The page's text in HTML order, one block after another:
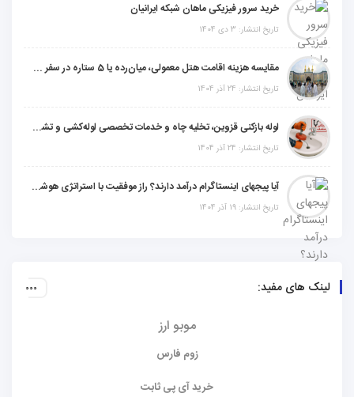
خرید سرور فیزیکی ماهان شبکه ایرانیان
تاریخ انتشار: 3 دی 1404
مقایسه هزینه اقامت هتل معمولی، میان‌رده یا 5 ستاره در سفر زیارتی عراق
تاریخ انتشار: 24 آذر 1404
لوله بازکنی قزوین، تخلیه چاه و خدمات تخصصی لوله‌کشی و تشخیص ترکیدگی
تاریخ انتشار: 24 آذر 1404
آیا پیجهای اینستاگرام درآمد دارند؟ راز موفقیت با استراتژی هوشمندانه
تاریخ انتشار: 19 آذر 1404
لینک های مفید:
موبو ارز
زوم فارس
خرید آی پی ثابت